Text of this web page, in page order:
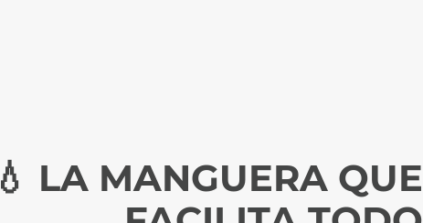
💧 LA MANGUERA QUE